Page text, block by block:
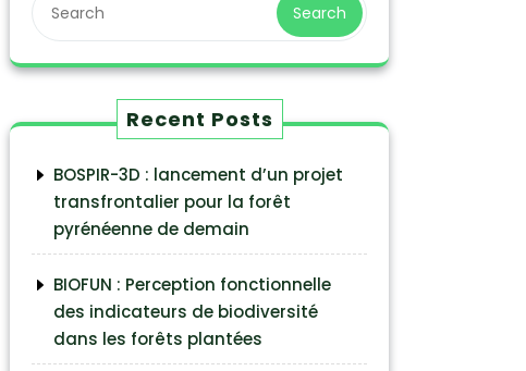
Search
Recent Posts
BOSPIR-3D : lancement d’un projet
transfrontalier pour la forêt
pyrénéenne de demain
BIOFUN : Perception fonctionnelle
des indicateurs de biodiversité
dans les forêts plantées